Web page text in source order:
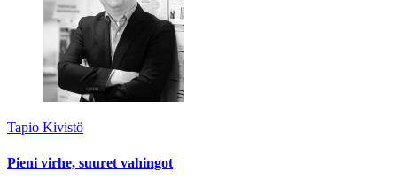
Tapio Kivistö
Pieni virhe, suuret vahingot